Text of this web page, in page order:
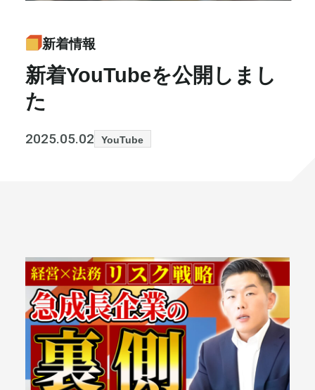
お客様の声
書籍・メディア
セミナー
大和財託の意志
代表メッセージ
お知らせ
まずは無料で相談
新着情報
新着YouTubeを公開しまし
た
2025.05.02 YouTube